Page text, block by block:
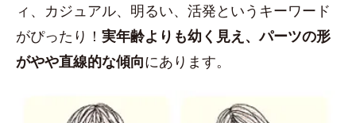
ィ、カジュアル、明るい、活発というキーワード
がぴったり！ 実年齢よりも幼く見え、パーツの形
がやや直線的な傾向にあります。